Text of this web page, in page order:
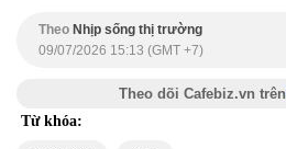
Theo Nhịp sống thị trường
09/07/2026 15:13 (GMT +7)
Theo dõi Cafebiz.vn trên
Từ khóa: